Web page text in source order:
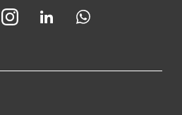
Instagram LinkedIn